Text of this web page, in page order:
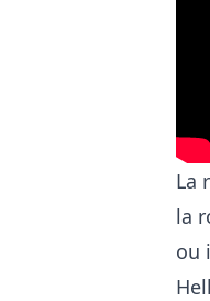
La
la
ou